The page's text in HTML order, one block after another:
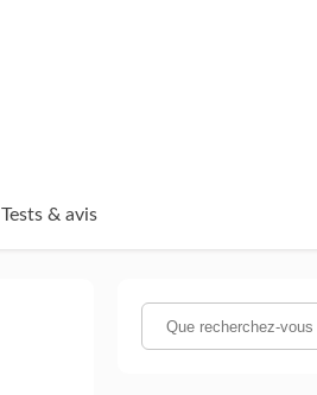
Tests & avis